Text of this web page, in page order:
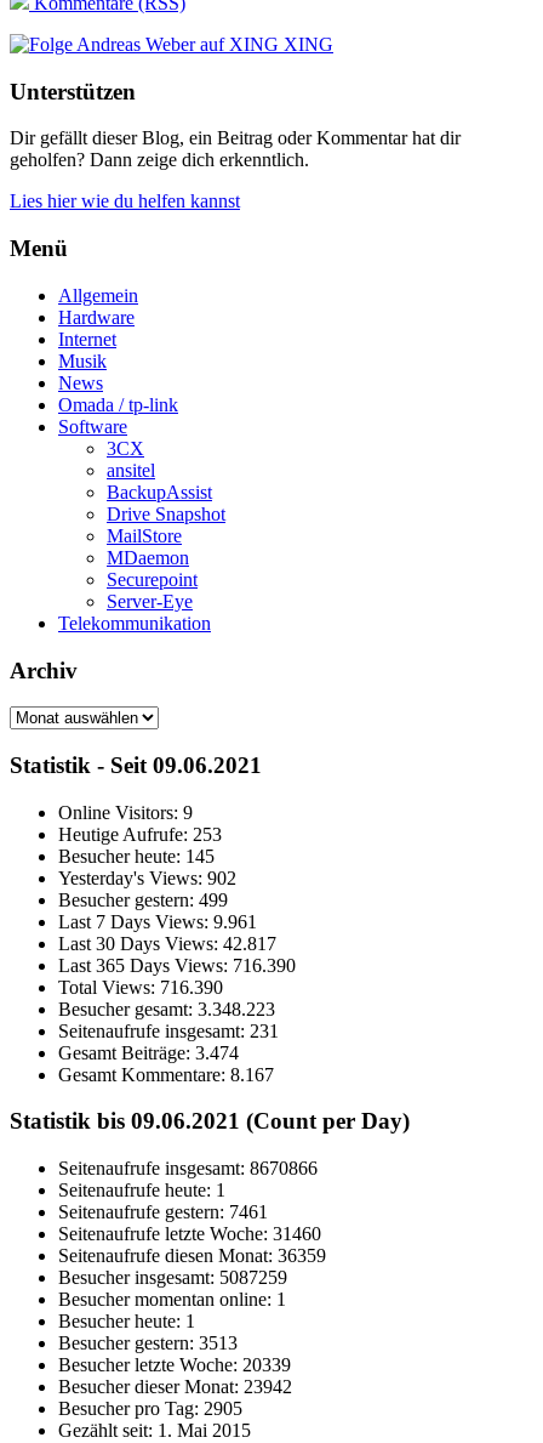
XING
Unterstützen
Dir gefällt dieser Blog, ein Beitrag oder Kommentar hat dir
geholfen? Dann zeige dich erkenntlich.
Lies hier wie du helfen kannst
Menü
Allgemein
Hardware
Internet
Musik
News
Omada / tp-link
Software
3CX
ansitel
BackupAssist
Drive Snapshot
MailStore
MDaemon
Securepoint
Server-Eye
Telekommunikation
Archiv
Archiv
Statistik - Seit 09.06.2021
Online Visitors: 9
Heutige Aufrufe: 253
Besucher heute: 145
Yesterday's Views: 902
Besucher gestern: 499
Last 7 Days Views: 9.961
Last 30 Days Views: 42.817
Last 365 Days Views: 716.390
Total Views: 716.390
Besucher gesamt: 3.348.223
Seitenaufrufe insgesamt: 231
Gesamt Beiträge: 3.474
Gesamt Kommentare: 8.167
Statistik bis 09.06.2021 (Count per Day)
Seitenaufrufe insgesamt: 8670866
Seitenaufrufe heute: 1
Seitenaufrufe gestern: 7461
Seitenaufrufe letzte Woche: 31460
Seitenaufrufe diesen Monat: 36359
Besucher insgesamt: 5087259
Besucher momentan online: 1
Besucher heute: 1
Besucher gestern: 3513
Besucher letzte Woche: 20339
Besucher dieser Monat: 23942
Besucher pro Tag: 2905
Gezählt seit: 1. Mai 2015